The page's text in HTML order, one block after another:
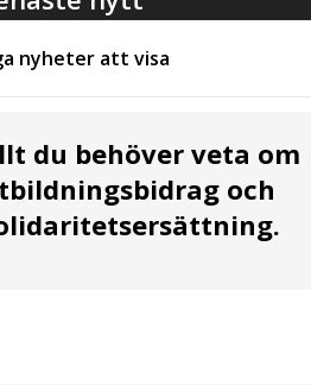
nyheter att visa
du behöver veta om
och